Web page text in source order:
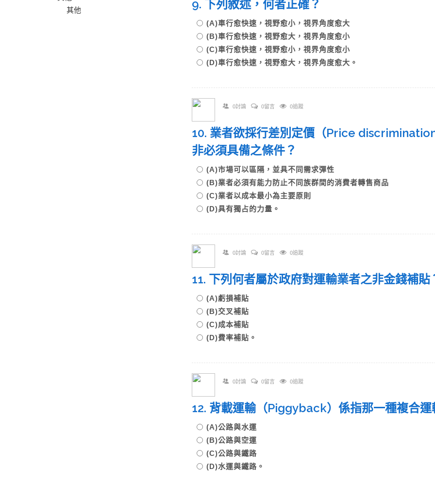
其他
9. 下列敘述，何者正確？
(A)車行愈快速，視野愈小，視界角度愈大
(B)車行愈快速，視野愈大，視界角度愈小
(C)車行愈快速，視野愈小，視界角度愈小
(D)車行愈快速，視野愈大，視界角度愈大。
0討論 0留言 0追蹤
10. 業者欲採行差別定價（Price
非必須具備之條件？
(A)市場可以區隔，並具不同需求彈性
(B)業者必須有能力防止不同族群間的消費者轉售商品
(C)業者以成本最小為主要原則
(D)具有獨占的力量。
0討論 0留言 0追蹤
11. 下列何者屬於政府對運輸業者之非金錢補
(A)虧損補貼
(B)交叉補貼
(C)成本補貼
(D)費率補貼。
0討論 0留言 0追蹤
12. 背載運輸（Piggyback）係指那一種複合
(A)公路與水運
(B)公路與空運
(C)公路與鐵路
(D)水運與鐵路。